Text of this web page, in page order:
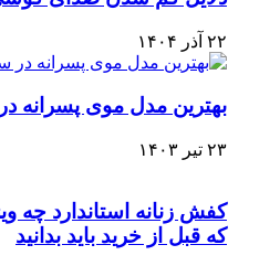
۲۲ آذر ۱۴۰۴
بهترین مدل موی پسرانه
۲۳ تیر ۱۴۰۳
کفش زنانه استاندارد چه
که قبل از خرید باید بدانید